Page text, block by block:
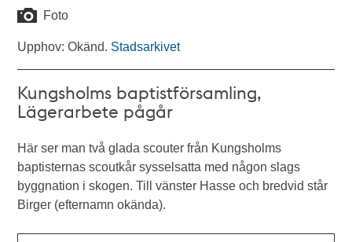
Foto
Upphov: Okänd. Stadsarkivet
Kungsholms baptistförsamling,
Lägerarbete pågår
Här ser man två glada scouter från Kungsholms
baptisternas scoutkår sysselsatta med någon slags
byggnation i skogen. Till vänster Hasse och bredvid står
Birger (efternamn okända).